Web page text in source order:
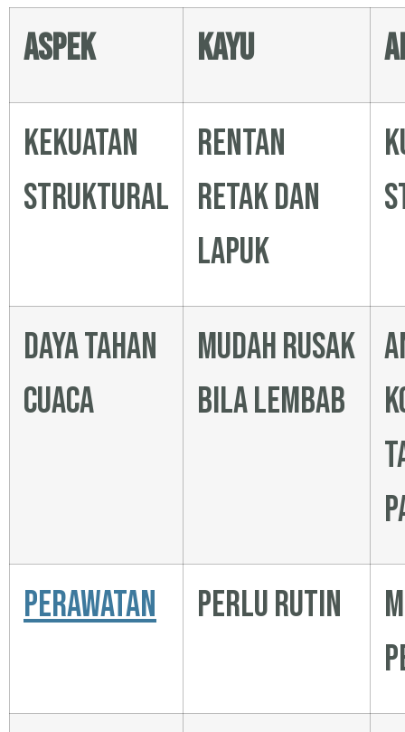
Aspek Kayu
Kekuatan
struktural
Rentan
retak dan
lapuk
Daya tahan
cuaca
Mudah rusak
bila lembab
Perawatan Perlu rutin